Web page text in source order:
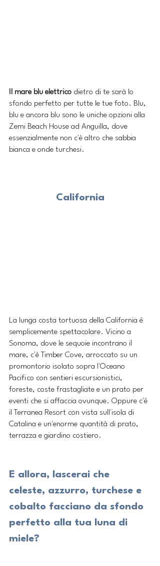
Il mare blu elettrico dietro di te sarà lo
sfondo perfetto per tutte le tue foto. Blu,
blu e ancora blu sono le uniche opzioni alla
Zemi Beach House ad Anguilla, dove
essenzialmente non c'è altro che sabbia
bianca e onde turchesi.
California
La lunga costa tortuosa della California è
semplicemente spettacolare. Vicino a
Sonoma, dove le sequoie incontrano il
mare, c'è Timber Cove, arroccato su un
promontorio isolato sopra l'Oceano
Pacifico con sentieri escursionistici,
foreste, coste frastagliate e un prato per
eventi che si affaccia ovunque. Oppure c'è
il Terranea Resort con vista sull'isola di
Catalina e un'enorme quantità di prato,
terrazza e giardino costiero.
E allora, lascerai che
celeste, azzurro, turchese e
cobalto facciano da sfondo
perfetto alla tua luna di
miele?